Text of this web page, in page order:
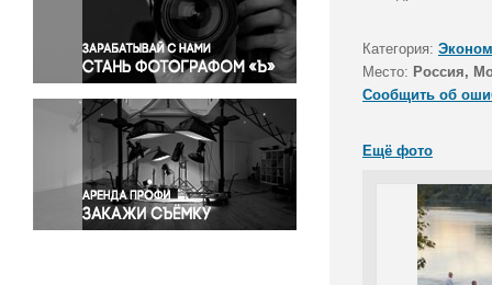
Правосудие
Происшествия и конфликты
Религия
Светская жизнь
Спорт
Экология
Экономика и бизнес
Категория:
Место: Россия,
Сообщить об
Ещё фото